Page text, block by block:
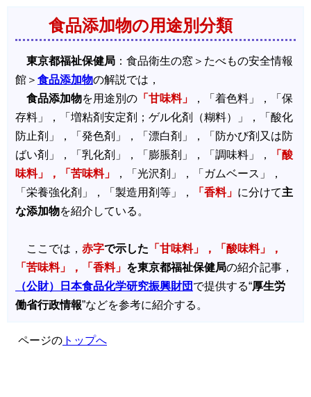
食品添加物の用途別分類
東京都福祉保健局 ：食品衛生の窓＞たべもの安全情報
館＞ 食品添加物の解説では，
食品添加物を用途別の 「甘味料」
，「着色料」，「保
存料」，「増粘剤安定剤；ゲル化剤（糊料）」，「酸化
防止剤」，「発色剤」，「漂白剤」，「防かび剤又は防
ばい剤」，「乳化剤」，「膨脹剤」，「調味料」，
「酸
味料」，「苦味料」
，「光沢剤」，「ガムベース」，
「栄養強化剤」，「製造用剤等」，
「香料」 に分けて主
な添加物を紹介している。
ここでは， 赤字で示した 「甘味料」，「酸味料」，
「苦味料」，「香料」 を東京都福祉保健局の紹介記事，
（公財）日本食品化学研究振興財団 で提供する“厚生労
働省行政情報”などを参考に紹介する。
ページの トップへ